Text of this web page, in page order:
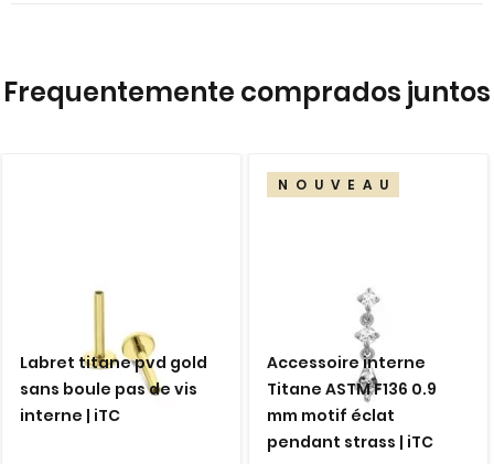
Frequentemente comprados juntos
Labret titane pvd gold
sans boule pas de vis
interne | iTC
NOUVEAU
Accessoire interne
Titane ASTM F136 0.9
mm motif éclat
pendant strass | iTC